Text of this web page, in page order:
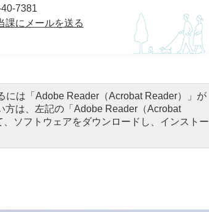
7381
課にメールを送る
には「Adobe Reader（Acrobat Reader）」が
方は、左記の「Adobe Reader（Acrobat
ソフトウェアをダウンロードし、インストー